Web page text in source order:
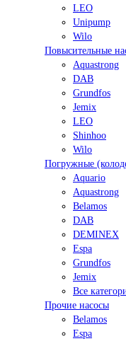
LEO
Unipump
Wilo
Повысительные
Aquastrong
DAB
Grundfos
Jemix
LEO
Shinhoo
Wilo
Погружные
Aquario
Aquastrong
Belamos
DAB
DEMINEX
Espa
Grundfos
Jemix
Все
Прочие насосы
Belamos
Espa